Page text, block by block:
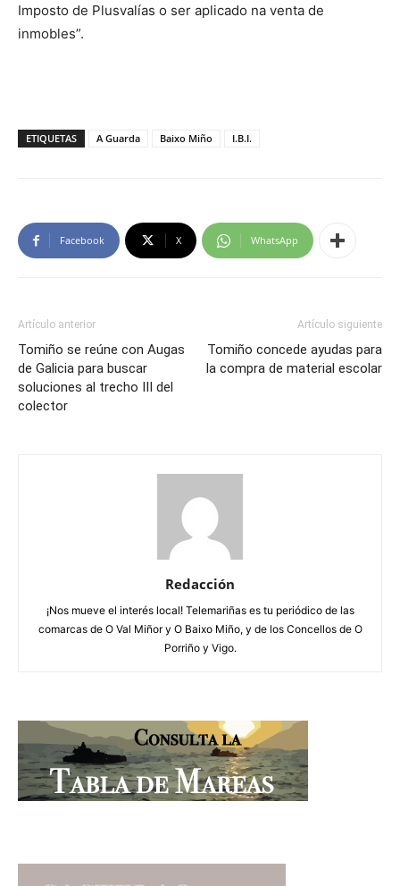
Imposto de Plusvalías o ser aplicado na venta de
inmobles”.
ETIQUETAS A Guarda Baixo Miño I.B.I.
Facebook X WhatsApp
Artículo anterior
Tomiño se reúne con Augas
de Galicia para buscar
soluciones al trecho III del
colector
Artículo siguiente
Tomiño concede ayudas para
la compra de material escolar
Redacción
¡Nos mueve el interés local! Telemariñas es tu periódico de las
comarcas de O Val Miñor y O Baixo Miño, y de los Concellos de O
Porriño y Vigo.